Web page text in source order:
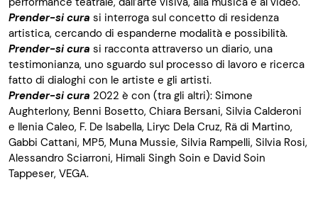
Prender-si cura si interroga sul concetto di residenza
artistica, cercando di espanderne modalità e possibilità.
Prender-si cura si racconta attraverso un diario, una
testimonianza, uno sguardo sul processo di lavoro e ricerca
fatto di dialoghi con le artiste e gli artisti.
Prender-si cura 2022 è con (tra gli altri): Simone
Aughterlony, Benni Bosetto, Chiara Bersani, Silvia Calderoni
e Ilenia Caleo, F. De Isabella, Liryc Dela Cruz, Rä di Martino,
Gabbi Cattani, MP5, Muna Mussie, Silvia Rampelli, Silvia Rosi,
Alessandro Sciarroni, Himali Singh Soin e David Soin
Tappeser, VEGA.